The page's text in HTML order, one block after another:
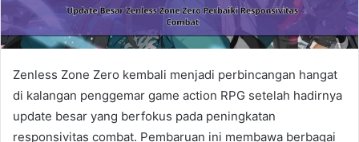
Zenless Zone Zero kembali menjadi perbincangan hangat
di kalangan penggemar game action RPG setelah hadirnya
update besar yang berfokus pada peningkatan
responsivitas combat. Pembaruan ini membawa berbagai